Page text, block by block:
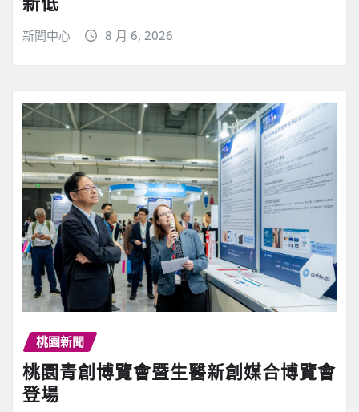
新聞中心 8 月 6, 2026
桃園新聞
桃園青創博覽會暨生醫新創媒合博覽會
登場